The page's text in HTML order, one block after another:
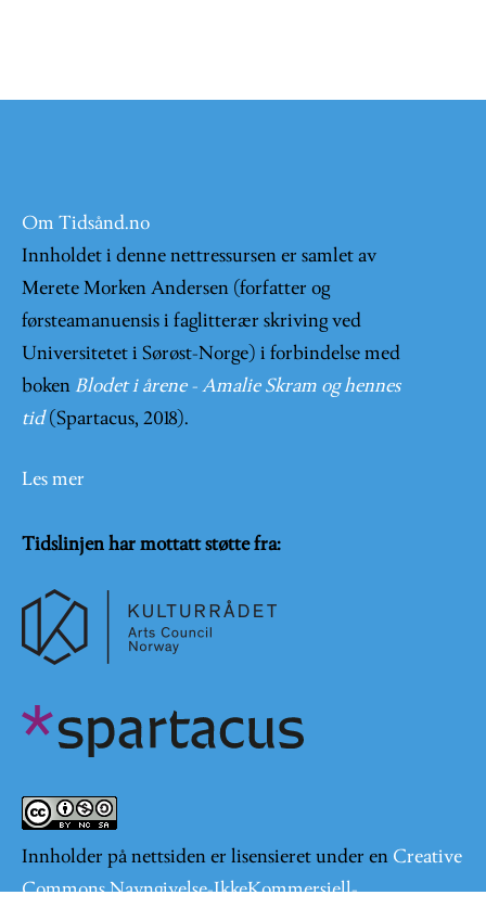
Om Tidsånd.no
Innholdet i denne nettressursen er samlet av
Merete Morken Andersen (forfatter og
førsteamanuensis i faglitterær skriving ved
Universitetet i Sørøst-Norge) i forbindelse med
boken Blodet i årene - Amalie Skram og hennes
tid (Spartacus, 2018).
Les mer
Tidslinjen har mottatt støtte fra:
Innholder på nettsiden er lisensieret under en Creative
Commons Navngivelse-IkkeKommersiell-